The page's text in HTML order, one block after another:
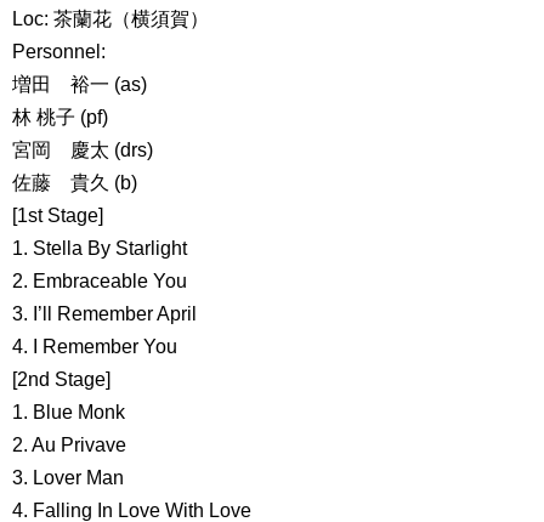
Loc: 茶蘭花（横須賀）
Personnel:
増田 裕一 (as)
林 桃子 (pf)
宮岡 慶太 (drs)
佐藤 貴久 (b)
[1st Stage]
1. Stella By Starlight
2. Embraceable You
3. I’ll Remember April
4. I Remember You
[2nd Stage]
1. Blue Monk
2. Au Privave
3. Lover Man
4. Falling In Love With Love